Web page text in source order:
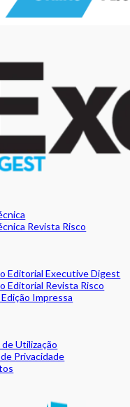
Revista Risco
Editorial Executive Digest
Editorial Revista Risco
Impressa
Utilização
Privacidade